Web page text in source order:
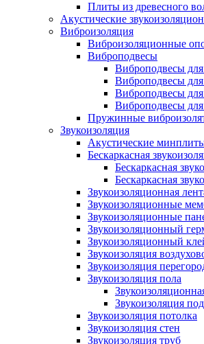
Плиты из древесного
Акустические
Виброизоляция
Виброизоляционные
Виброподвесы
Виброподвесы
Виброподвесы
Виброподвесы для
Виброподвесы для
Пружинные
Звукоизоляция
Акустические
Бескаркасная
Бескаркасная
Бескаркасная
Звукоизоляционная
Звукоизоляционные
Звукоизоляционные
Звукоизоляционный
Звукоизоляционный
Звукоизоляция
Звукоизоляция
Звукоизоляция пола
Звукоизоляция
Звукоизоляция потолка
Звукоизоляция стен
Звукоизоляция труб